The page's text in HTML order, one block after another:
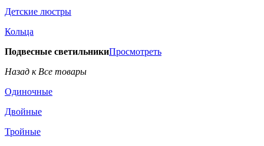
Детские люстры
Кольца
Подвесные светильникиПросмотреть
Назад к Все товары
Одиночные
Двойные
Тройные